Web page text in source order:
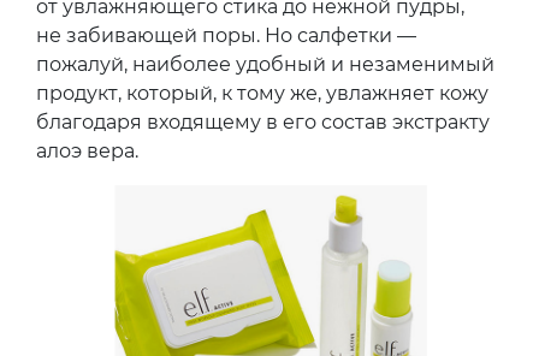
от увлажняющего стика до нежной пудры,
не забивающей поры. Но салфетки —
пожалуй, наиболее удобный и незаменимый
продукт, который, к тому же, увлажняет кожу
благодаря входящему в его состав экстракту
алоэ вера.